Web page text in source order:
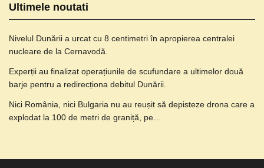
Ultimele noutati
Nivelul Dunării a urcat cu 8 centimetri în apropierea centralei
nucleare de la Cernavodă.
Experții au finalizat operațiunile de scufundare a ultimelor două
barje pentru a redirecționa debitul Dunării.
Nici România, nici Bulgaria nu au reușit să depisteze drona care a
explodat la 100 de metri de graniță, pe…